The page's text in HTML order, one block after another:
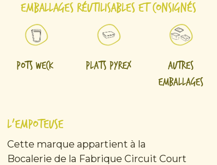
Emballages réutilisables et consignés
Pots Weck Plats Pyrex
Autres
emballages
L'Empoteuse
Cette marque appartient à la
Bocalerie de la Fabrique Circuit Court